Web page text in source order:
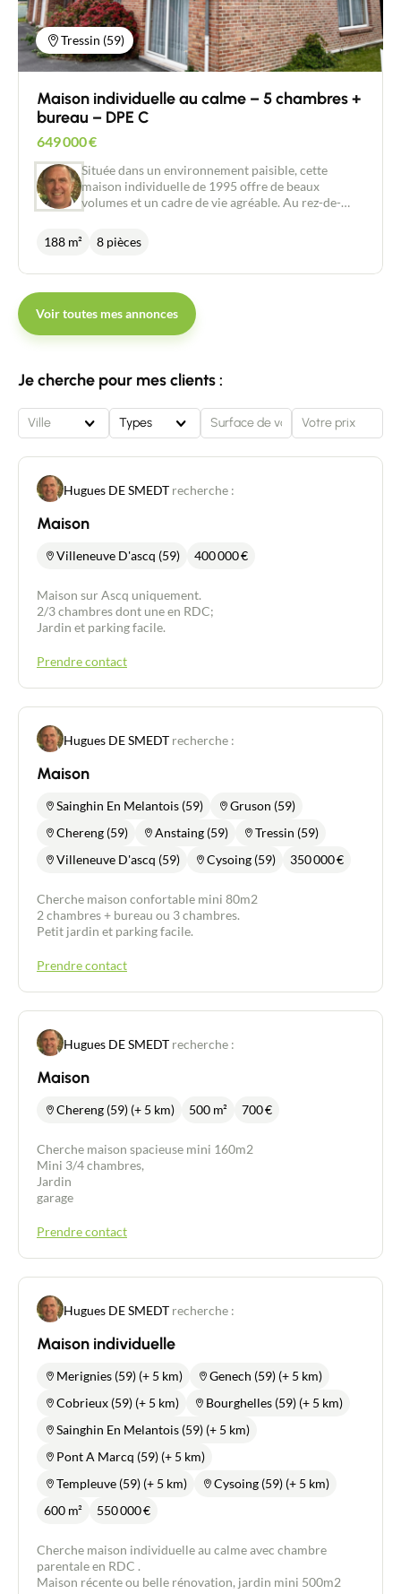
Contacter un conseiller
Tressin (59)
Maison individuelle au calme – 5 chambres +
bureau – DPE C
649 000€
Située dans un environnement paisible, cette
maison individuelle de 1995 offre de beaux
volumes et un cadre de vie agréable. Au rez-de-
Une grande pièce de vie lumineuse avec cuisine
ouverte (environ 50 m²) Deux chambres Une salle
Environnement calme et recherché 5 chambres +
bureau : idéal pour une grande famille ou le
Climatisation réversible Système de récupération
188 m² 8 pièces
Voir toutes mes annonces
Je cherche pour mes clients :
Ville Types
Hugues DE SMEDT recherche :
Maison
Villeneuve D'ascq (59) 400 000€
Maison sur Ascq uniquement.
2/3 chambres dont une en RDC;
Jardin et parking facile.
Prendre contact
Hugues DE SMEDT recherche :
Maison
Sainghin En Melantois (59)
Gruson (59)
Chereng (59)
Anstaing (59)
Tressin (59)
Villeneuve D'ascq (59)
Cysoing (59) 350 000€
Cherche maison confortable mini 80m2
2 chambres + bureau ou 3 chambres.
Petit jardin et parking facile.
Prendre contact
Hugues DE SMEDT recherche :
Maison
Chereng (59) (+ 5 km) 500 m² 700€
Cherche maison spacieuse mini 160m2
Mini 3/4 chambres,
Jardin
garage
Prendre contact
Hugues DE SMEDT recherche :
Maison individuelle
Merignies (59) (+ 5 km)
Genech (59) (+ 5 km)
Cobrieux (59) (+ 5 km)
Bourghelles (59) (+ 5 km)
Sainghin En Melantois (59) (+ 5 km)
Pont A Marcq (59) (+ 5 km)
Templeuve (59) (+ 5 km)
Cysoing (59) (+ 5 km)
600 m²
550 000€
Cherche maison individuelle au calme avec chambre
parentale en RDC .
Maison récente ou belle rénovation, jardin mini 500m2